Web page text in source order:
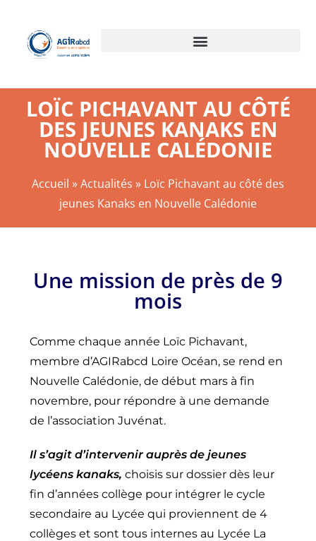
LOÏC PICHAVANT AU CÔTÉ
DES JEUNES KANAKS EN
NOUVELLE CALÉDONIE
Accueil »Actualités » Loïc Pichavant au côté des
jeunes Kanaks en Nouvelle Calédonie
Une mission de près de 9
mois
Comme chaque année Loïc Pichavant,
membre d’AGIRabcd Loire Océan, se rend en
Nouvelle Calédonie, de début mars à fin
novembre, pour répondre à une demande
de l’association Juvénat.
Il s’agit d’intervenir auprès de jeunes
lycéens kanaks, choisis sur dossier dès leur
fin d’années collège pour intégrer le cycle
secondaire au Lycée qui proviennent de 4
collèges et sont tous internes au Lycée La